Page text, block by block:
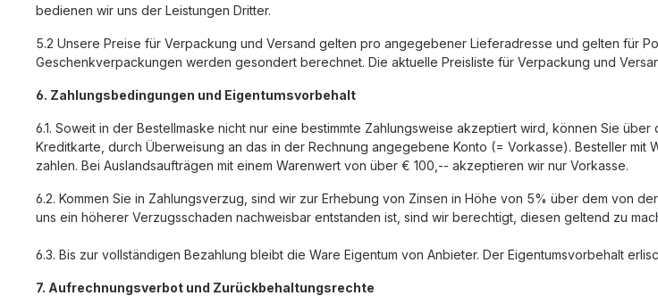
bedienen wir uns der Leistungen Dritter.
5.2 Unsere Preise für Verpackung und Versand gelten pro angegebener Lieferadresse und gelten für
Geschenkverpackungen werden gesondert berechnet. Die aktuelle Preisliste für Verpackung und
6. Zahlungsbedingungen und Eigentumsvorbehalt
6.1. Soweit in der Bestellmaske nicht nur eine bestimmte Zahlungsweise akzeptiert wird, können Sie
Kreditkarte, durch Überweisung an das in der Rechnung angegebene Konto (= Vorkasse). Besteller
zahlen. Bei Auslandsaufträgen mit einem Warenwert von über € 100,-- akzeptieren wir nur Vorkasse.
6.2. Kommen Sie in Zahlungsverzug, sind wir zur Erhebung von Zinsen in Höhe von 5% über dem von
uns ein höherer Verzugsschaden nachweisbar entstanden ist, sind wir berechtigt, diesen geltend zu
6.3. Bis zur vollständigen Bezahlung bleibt die Ware Eigentum von Anbieter. Der Eigentumsvorbehalt
7. Aufrechnungsverbot und Zurückbehaltungsrechte